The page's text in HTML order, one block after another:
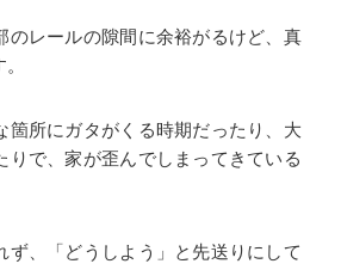
のレールの隙間に余裕がるけど、真
箇所にガタがくる時期だったり、大
りで、家が歪んでしまってきている
ず、「どうしよう」と先送りにして